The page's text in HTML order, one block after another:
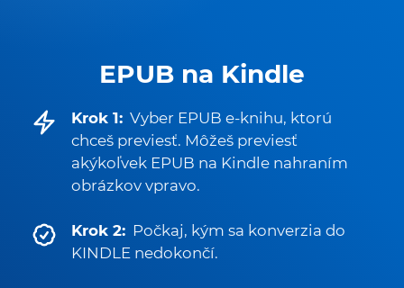
EPUB na Kindle
Krok 1: Vyber EPUB e-knihu, ktorú
chceš previesť. Môžeš previesť
akýkoľvek EPUB na Kindle nahraním
obrázkov vpravo.
Krok 2: Počkaj, kým sa konverzia do
KINDLE nedokončí.